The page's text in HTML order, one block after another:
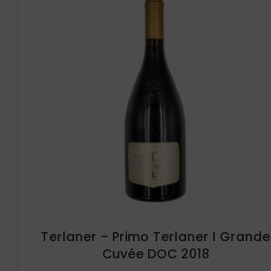
Terlaner – Primo Terlaner I Grande
Cuvée DOC 2018